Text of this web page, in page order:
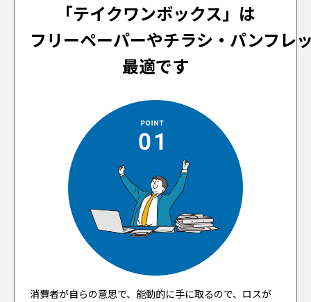
「テイクワンボックス」は
フリーペーパーやチラシ・パンフレ
最適です
消費者が自らの意思で、能動的に手に取るので、ロスが